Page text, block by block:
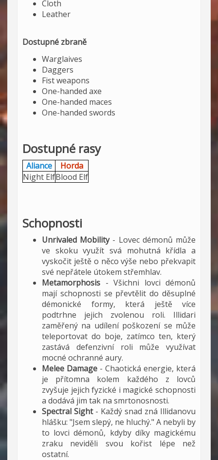
Cloth
Leather
Dostupné zbraně
Warglaives
Daggers
Fist weapons
One-handed axe
One-handed maces
One-handed swords
Dostupné rasy
Aliance
Horda
Night ElfBlood Elf
Schopnosti
Unrivaled Mobility - Lovec démonů může
ve skoku využít svá mohutná křídla a
vyskočit ještě o něco výše nebo překvapit
své nepřátele útokem střemhlav.
Metamorphosis - Všichni lovci démonů
mají schopnosti se převtělit do děsuplné
démonické formy, která ještě více
podtrhne jejich zvolenou roli. Illidari
zaměřený na udílení poškození se může
teleportovat do boje, zatímco ten, který
zastává defenzivní roli může využívat
mocné ochranné aury.
Melee Damage - Chaotická energie, která
je přítomna kolem každého z lovců
zvyšuje jejich fyzické i magické schopnosti
a dodává jim tak na smrtonosnosti.
Spectral Sight - Každý snad zná Illidanovu
hlášku: "Jsem slepý, ne hluchý." A nebyli by
to lovci démonů, kdyby díky magickému
zraku neviděli svou kořist lépe než
ostatní.